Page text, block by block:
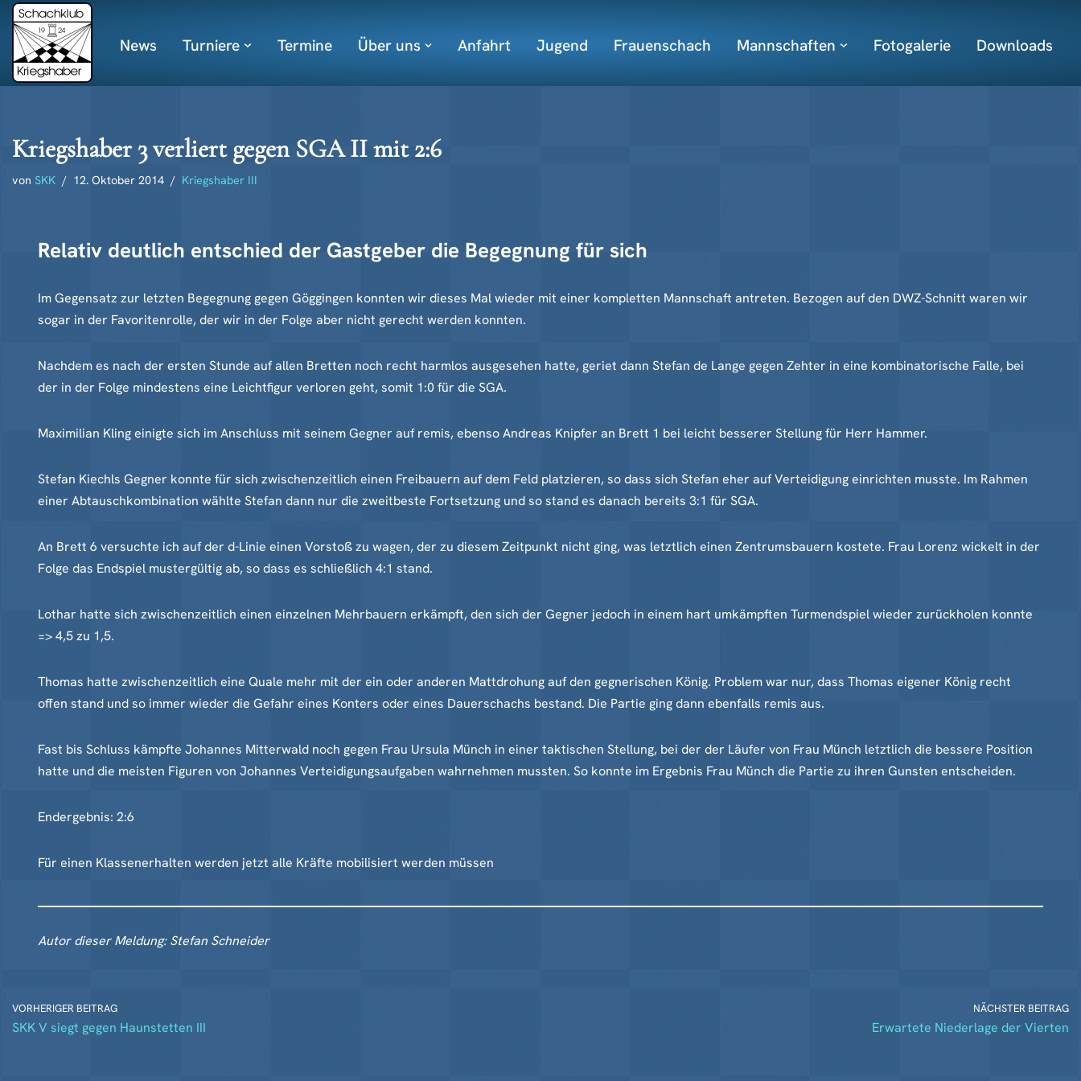
Zum
Inhalt
springen
News Turniere Termine Über uns Anfahrt Jugend Frauenschach Mannschaften Fotogalerie Downloads
Kriegshaber 3 verliert gegen SGA II mit 2:6
von SKK 12. Oktober 2014 Kriegshaber III
Relativ deutlich entschied der Gastgeber die Begegnung für sich
Im Gegensatz zur letzten Begegnung gegen Göggingen konnten wir dieses Mal wieder mit einer kompletten Mannschaft antreten. Bezogen auf den DWZ-Schnitt waren wir
sogar in der Favoritenrolle, der wir in der Folge aber nicht gerecht werden konnten.
Nachdem es nach der ersten Stunde auf allen Bretten noch recht harmlos ausgesehen hatte, geriet dann Stefan de Lange gegen Zehter in eine kombinatorische Falle, bei
der in der Folge mindestens eine Leichtfigur verloren geht, somit 1:0 für die SGA.
Maximilian Kling einigte sich im Anschluss mit seinem Gegner auf remis, ebenso Andreas Knipfer an Brett 1 bei leicht besserer Stellung für Herr Hammer.
Stefan Kiechls Gegner konnte für sich zwischenzeitlich einen Freibauern auf dem Feld platzieren, so dass sich Stefan eher auf Verteidigung einrichten musste. Im Rahmen
einer Abtauschkombination wählte Stefan dann nur die zweitbeste Fortsetzung und so stand es danach bereits 3:1 für SGA.
An Brett 6 versuchte ich auf der d-Linie einen Vorstoß zu wagen, der zu diesem Zeitpunkt nicht ging, was letztlich einen Zentrumsbauern kostete. Frau Lorenz wickelt in der
Folge das Endspiel mustergültig ab, so dass es schließlich 4:1 stand.
Lothar hatte sich zwischenzeitlich einen einzelnen Mehrbauern erkämpft, den sich der Gegner jedoch in einem hart umkämpften Turmendspiel wieder zurückholen konnte
=> 4,5 zu 1,5.
Thomas hatte zwischenzeitlich eine Quale mehr mit der ein oder anderen Mattdrohung auf den gegnerischen König. Problem war nur, dass Thomas eigener König recht
offen stand und so immer wieder die Gefahr eines Konters oder eines Dauerschachs bestand. Die Partie ging dann ebenfalls remis aus.
Fast bis Schluss kämpfte Johannes Mitterwald noch gegen Frau Ursula Münch in einer taktischen Stellung, bei der der Läufer von Frau Münch letztlich die bessere Position
hatte und die meisten Figuren von Johannes Verteidigungsaufgaben wahrnehmen mussten. So konnte im Ergebnis Frau Münch die Partie zu ihren Gunsten entscheiden.
Endergebnis: 2:6
Für einen Klassenerhalten werden jetzt alle Kräfte mobilisiert werden müssen
Autor dieser Meldung: Stefan Schneider
VORHERIGER BEITRAG
SKK V siegt gegen Haunstetten III
NÄCHSTER BEITRAG
Erwartete Niederlage der Vierten